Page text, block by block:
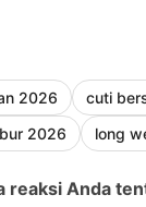
2026 cuti
2026
long
reaksi Anda